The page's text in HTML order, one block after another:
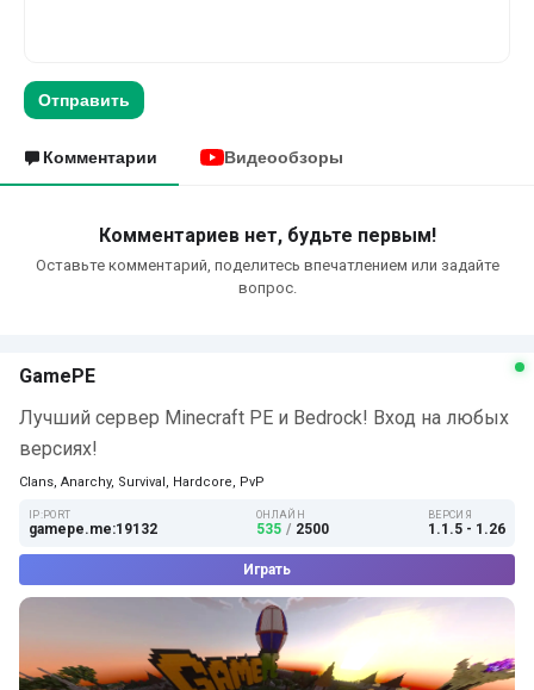
Отправить
Комментарии Видеообзоры
Комментариев нет, будьте первым!
Оставьте комментарий, поделитесь впечатлением или задайте
вопрос.
GamePE
Лучший сервер Minecraft PE и Bedrock! Вход на любых
версиях!
Clans, Anarchy, Survival, Hardcore, PvP
IP:PORT
gamepe.me:19132
ОНЛАЙН
535 / 2500
ВЕРСИЯ
1.1.5 - 1.26
Играть